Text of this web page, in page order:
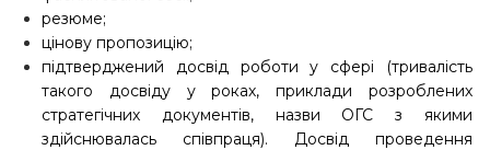
резюме;
цінову пропозицію;
підтверджений досвід роботи у сфері (тривалість
такого досвіду у роках, приклади розроблених
стратегічних документів, назви ОГС з якими
здійснювалась співпраця). Досвід проведення